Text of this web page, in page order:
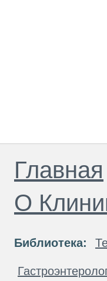
Главная
О
Библиотека: